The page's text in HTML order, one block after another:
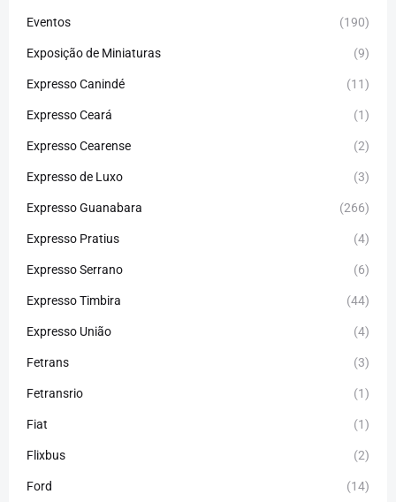
Eventos (190)
Exposição de Miniaturas (9)
Expresso Canindé (11)
Expresso Ceará (1)
Expresso Cearense (2)
Expresso de Luxo (3)
Expresso Guanabara (266)
Expresso Pratius (4)
Expresso Serrano (6)
Expresso Timbira (44)
Expresso União (4)
Fetrans (3)
Fetransrio (1)
Fiat (1)
Flixbus (2)
Ford (14)